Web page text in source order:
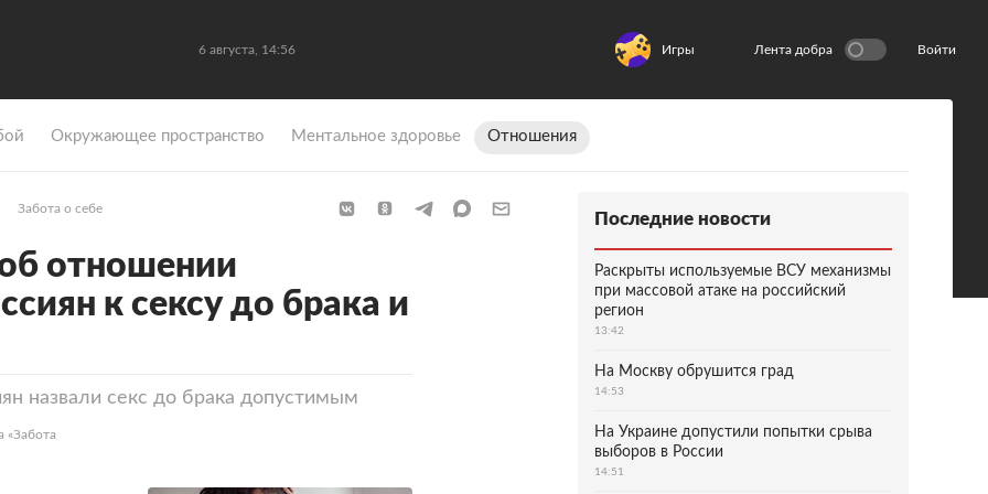
6 августа, 14:56 Игры Лента добра Войти
Окружающее пространство Ментальное здоровье Отношения
Забота о себе
отношении
к сексу до брака и
назвали секс до брака допустимым
«Забота
Последние новости
Раскрыты используемые ВСУ механизмы
при массовой атаке на российский
регион
13:42
На Москву обрушится град
14:53
На Украине допустили попытки срыва
выборов в России
14:51